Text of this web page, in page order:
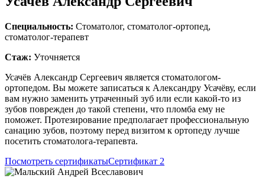
Специальность: Стоматолог, стоматолог-ортопед,
стоматолог-терапевт
Стаж: Уточняется
Усачёв Александр Сергеевич является стоматологом-
ортопедом. Вы можете записаться к Александру Усачёву, если
вам нужно заменить утраченный зуб или если какой-то из
зубов поврежден до такой степени, что пломба ему не
поможет. Протезирование предполагает профессиональную
санацию зубов, поэтому перед визитом к ортопеду лучше
посетить стоматолога-терапевта.
Посмотреть сертификатыСертификат 2